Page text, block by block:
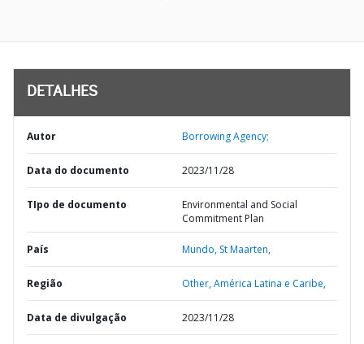
DETALHES
Autor Borrowing Agency;
Data do documento 2023/11/28
TIpo de documento
Environmental and Social
Commitment Plan
País Mundo, St Maarten,
Região Other,América Latina e Caribe,
Data de divulgação 2023/11/28